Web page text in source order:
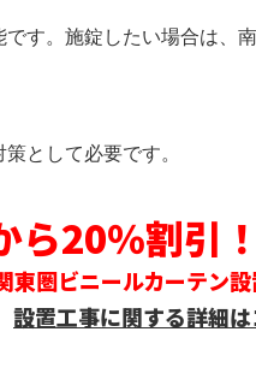
す。施錠したい場合は、
として必要です。
ら20％割引
東圏ビニールカーテン
設置工事に関する詳細